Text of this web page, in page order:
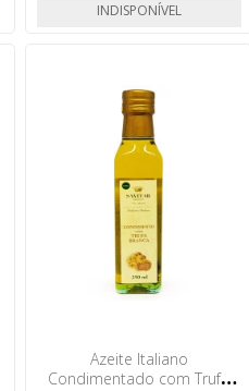
INDISPONÍVEL
Azeite Italiano
Condimentado com Trufa